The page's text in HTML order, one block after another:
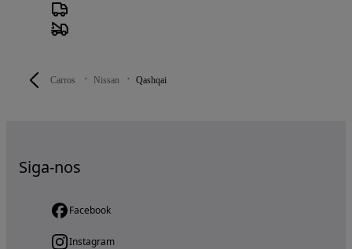
Carros Nissan Qashqai
Siga-nos
Facebook
Instagram